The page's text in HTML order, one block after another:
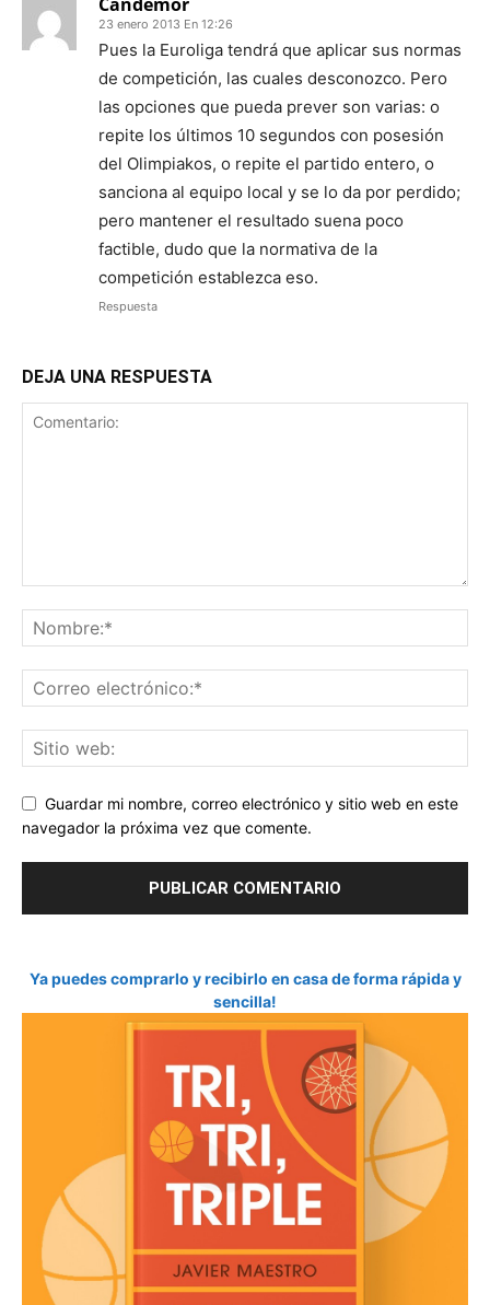
23 enero 2013 En 12:26
Pues la Euroliga tendrá que aplicar sus normas
de competición, las cuales desconozco. Pero
las opciones que pueda prever son varias: o
repite los últimos 10 segundos con posesión
del Olimpiakos, o repite el partido entero, o
sanciona al equipo local y se lo da por perdido;
pero mantener el resultado suena poco
factible, dudo que la normativa de la
competición establezca eso.
Respuesta
DEJA UNA RESPUESTA
Guardar mi nombre, correo electrónico y sitio web en este
navegador la próxima vez que comente.
Ya puedes comprarlo y recibirlo en casa de forma rápida y
sencilla!